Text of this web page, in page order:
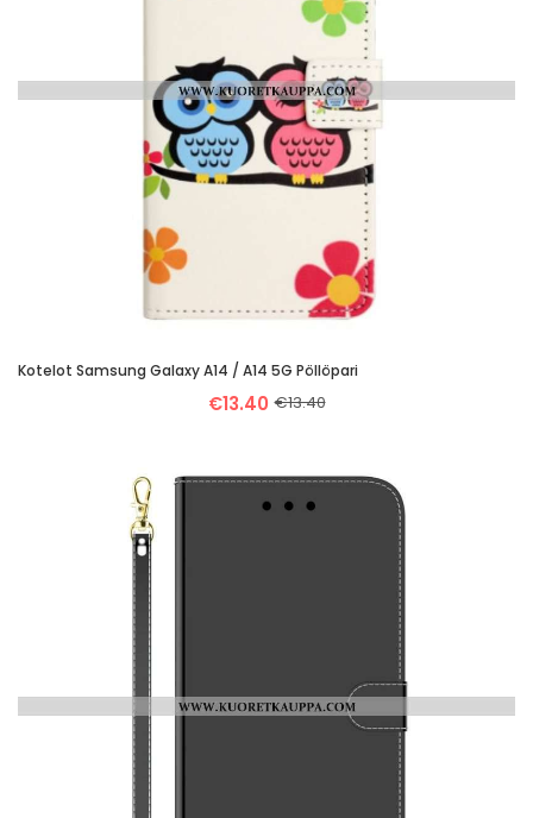
Kotelot Samsung Galaxy A14 / A14 5G Pöllöpari
€13.40 €13.40